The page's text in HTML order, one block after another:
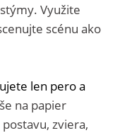
Využite
scénu ako
len pero a
na papier
zviera,